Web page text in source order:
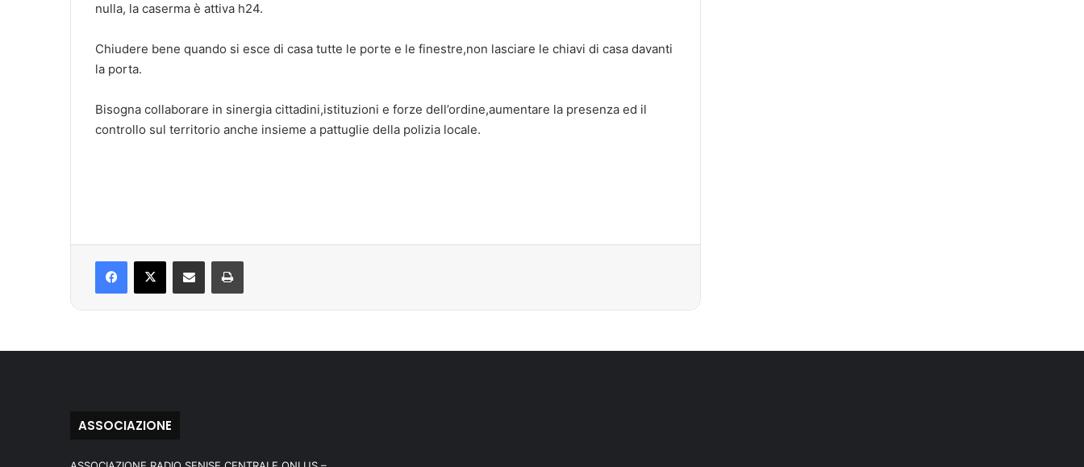
nulla, la caserma è attiva h24.
Chiudere bene quando si esce di casa tutte le porte e le finestre,non lasciare le chiavi di casa davanti
la porta.
Bisogna collaborare in sinergia cittadini,istituzioni e forze dell’ordine,aumentare la presenza ed il
controllo sul territorio anche insieme a pattuglie della polizia locale.
ASSOCIAZIONE